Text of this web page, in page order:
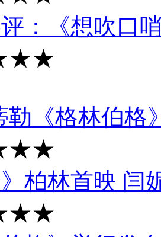
：《想吹口
勒《格林伯格
》柏林首映 闫